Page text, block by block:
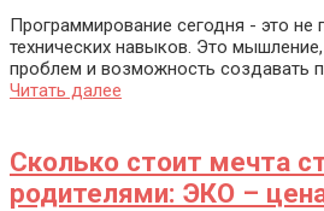
Программирование сегодня - это не
технических навыков. Это
проблем и возможность создавать
Читать далее
Сколько стоит мечта
родителями: ЭКО –